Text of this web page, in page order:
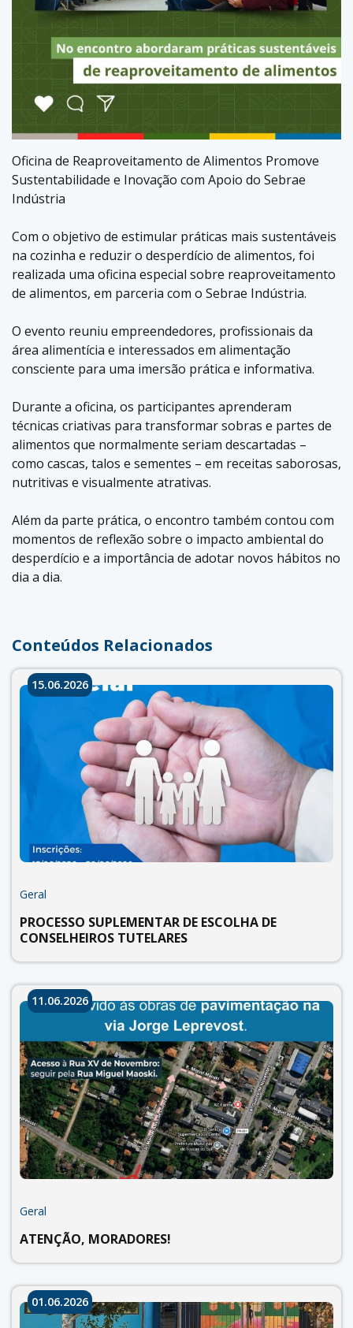
Oficina de Reaproveitamento de Alimentos Promove
Sustentabilidade e Inovação com Apoio do Sebrae
Indústria
Com o objetivo de estimular práticas mais sustentáveis
na cozinha e reduzir o desperdício de alimentos, foi
realizada uma oficina especial sobre reaproveitamento
de alimentos, em parceria com o Sebrae Indústria.
O evento reuniu empreendedores, profissionais da
área alimentícia e interessados em alimentação
consciente para uma imersão prática e informativa.
Durante a oficina, os participantes aprenderam
técnicas criativas para transformar sobras e partes de
alimentos que normalmente seriam descartadas –
como cascas, talos e sementes – em receitas saborosas,
nutritivas e visualmente atrativas.
Além da parte prática, o encontro também contou com
momentos de reflexão sobre o impacto ambiental do
desperdício e a importância de adotar novos hábitos no
dia a dia.
Conteúdos Relacionados
15.06.2026
Geral
PROCESSO SUPLEMENTAR DE ESCOLHA DE
CONSELHEIROS TUTELARES
11.06.2026
Geral
ATENÇÃO, MORADORES!
01.06.2026